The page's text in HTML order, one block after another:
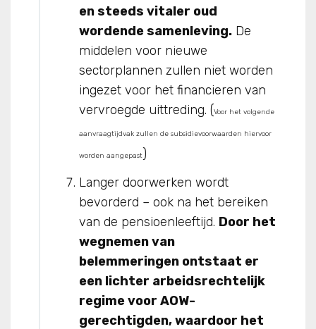
en steeds vitaler oud
wordende samenleving. De
middelen voor nieuwe
sectorplannen zullen niet worden
ingezet voor het financieren van
vervroegde uittreding. (Voor het volgende
aanvraagtijdvak zullen de subsidievoorwaarden hiervoor
worden aangepast)
Langer doorwerken wordt
bevorderd – ook na het bereiken
van de pensioenleeftijd. Door het
wegnemen van
belemmeringen ontstaat er
een lichter arbeidsrechtelijk
regime voor AOW-
gerechtigden, waardoor het